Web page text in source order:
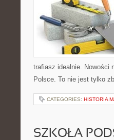
trafiasz idealnie. Nowości
Polsce. To nie jest tylko
CATEGORIES: HISTORIA
SZKOŁA